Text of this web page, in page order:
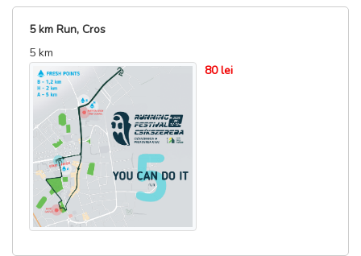
5 km Run, Cros
5 km
80 lei